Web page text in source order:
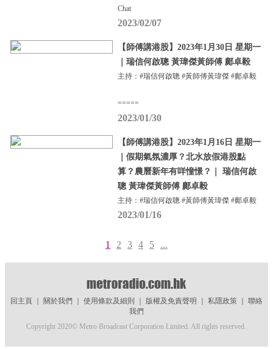
Chat
2023/02/07
【師傅講港股】2023年1月30日 星期一
｜瑞信何啟聰 黃瑋傑黃師傅 鄺卓毅
主持：#瑞信何啟聰 #黃師傅黃瑋傑 #鄺卓毅
=====
2023/01/30
【師傅講港股】2023年1月16日 星期一
｜假期氣氛濃厚？北水放假港股點
算？農曆新年有咩憧憬？｜ 瑞信何啟
聰 黃瑋傑黃師傅 鄺卓毅
主持：#瑞信何啟聰 #黃師傅黃瑋傑 #鄺卓毅
2023/01/16
1 2 3 4 5 ...
回主頁｜ 關於我們 使用條款及細則 版權及免責聲明 私隱政策｜ 聯絡
我們
Copyright 2020© Metro Broadcast Corporation Limited. All rights reserved.